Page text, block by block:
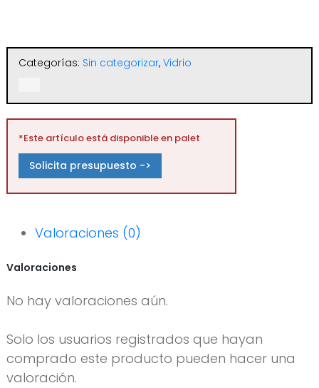
Categorías: Sin categorizar, Vidrio
*Este artículo está disponible en palet
Solicita presupuesto ->
Valoraciones (0)
Valoraciones
No hay valoraciones aún.
Solo los usuarios registrados que hayan
comprado este producto pueden hacer una
valoración.